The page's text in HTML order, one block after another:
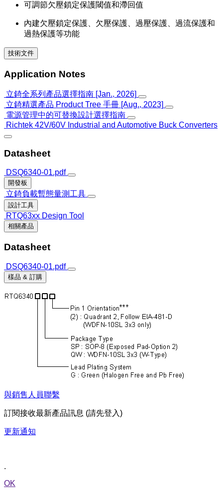
可調節欠壓鎖定保護閾值和滯回值
內建欠壓鎖定保護、欠壓保護、過壓保護、過流保護和
過熱保護等功能
技術文件
Application Notes
立錡全系列產品選擇指南 [Jan., 2026]
立錡精選產品 Product Tree 手冊 [Aug., 2023]
電源管理中的可替換設計選擇指南
Richtek 42V/60V Industrial and Automotive Buck Converters
Datasheet
DSQ6340-01.pdf
開發板
立錡負載暫態量測工具
設計工具
RTQ63xx Design Tool
相關產品
Datasheet
DSQ6340-01.pdf
樣品 & 訂購
與銷售人員聯繫
訂閱接收最新產品訊息 (請先登入)
更新通知
.
OK